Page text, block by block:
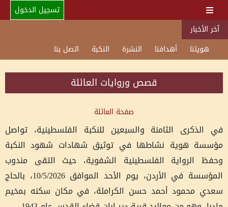
تسجيل الدخول
آخر الأخبار
هويتنا
أهدافنا النشرة النكبة اتصل بنا
قصص وروايات العائلة
صفحة العائلة
في الذكرى الثامنة والسبعين للنكبة الفلسطينية، تواصل
مؤسسة هوية نشاطها في توثيق شهادات شهود النكبة
وحفظ الرواية الفلسطينية الشفوية، حيث التقى مندوب
المؤسسة في الأردن، يوم الأحد الموافق 10/5/2026، بالحاج
سعدي محمود أحمد حسن الكراملة، في مكان سكنه بمخيم